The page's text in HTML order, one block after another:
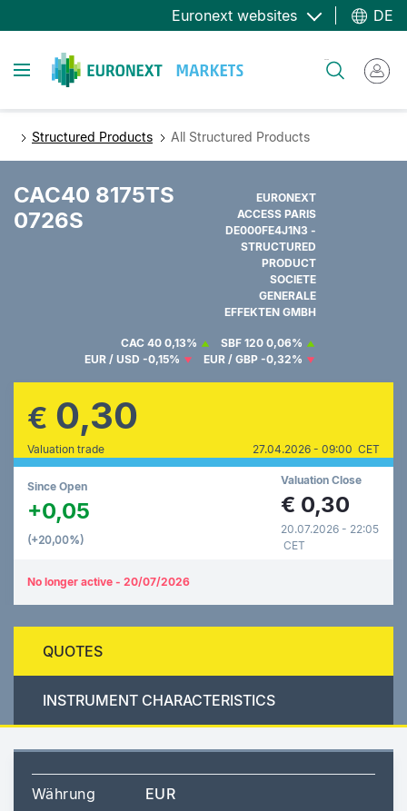
zum
Euronext websites DE
Toggle navigation
Structured Products All Structured Products
CAC40 8175TS
0726S
EURONEXT
ACCESS PARIS
DE000FE4J1N3 -
STRUCTURED
PRODUCT
SOCIETE
GENERALE
EFFEKTEN GMBH
CAC 40 0,13% SBF 120 0,06%
EUR / USD -0,15% EUR / GBP -0,32%
€ 0,30
Valuation trade 27.04.2026 - 09:00 CET
Since Open
+0,05
(+20,00%)
Valuation Close
€ 0,30
20.07.2026 - 22:05
CET
No longer active - 20/07/2026
QUOTES
INSTRUMENT CHARACTERISTICS
Währung EUR